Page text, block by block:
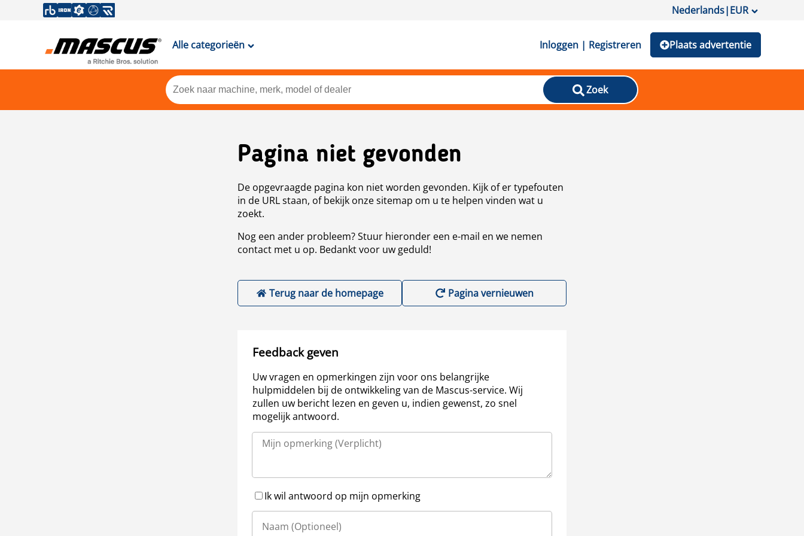
Nederlands|EUR
Alle categorieën Inloggen | Registreren Plaats advertentie
Zoek
Pagina niet gevonden
De opgevraagde pagina kon niet worden gevonden. Kijk of er typefouten
in de URL staan, of bekijk onze sitemap om u te helpen vinden wat u
zoekt.
Nog een ander probleem? Stuur hieronder een e-mail en we nemen
contact met u op. Bedankt voor uw geduld!
Terug naar de homepage Pagina vernieuwen
Feedback geven
Uw vragen en opmerkingen zijn voor ons belangrijke
hulpmiddelen bij de ontwikkeling van de Mascus-service. Wij
zullen uw bericht lezen en geven u, indien gewenst, zo snel
mogelijk antwoord.
Ik wil antwoord op mijn opmerking